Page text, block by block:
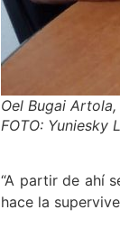
Oel Bugai
FOTO: Yuniesky
“A partir de ahí
hace la